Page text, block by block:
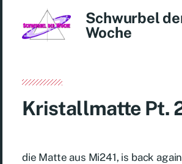
Schwurbel
Woche
Kristallmatte Pt.
die Matte aus Mi241, is back